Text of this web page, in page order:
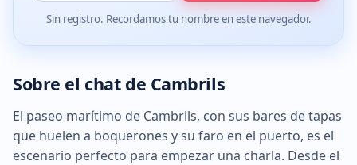
Sin registro. Recordamos tu nombre en este navegador.
Sobre el chat de Cambrils
El paseo marítimo de Cambrils, con sus bares de tapas
que huelen a boquerones y su faro en el puerto, es el
escenario perfecto para empezar una charla. Desde el